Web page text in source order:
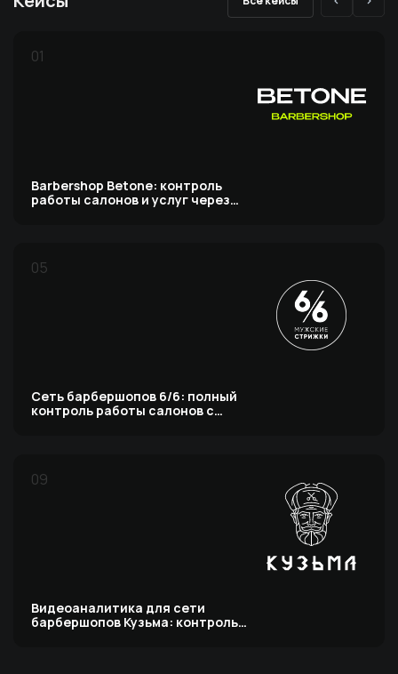
01
Barbershop Betone: контроль
работы салонов и услуг через
05
Сеть барбершопов 6/6: полный
контроль работы салонов с
09
Видеоаналитика для сети
барбершопов Кузьма: контроль